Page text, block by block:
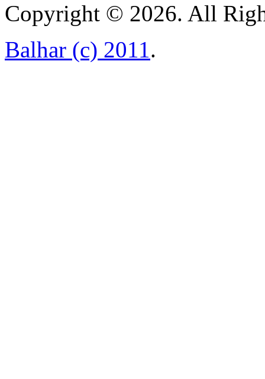
Copyright © 2026. All
Balhar (c) 2011.